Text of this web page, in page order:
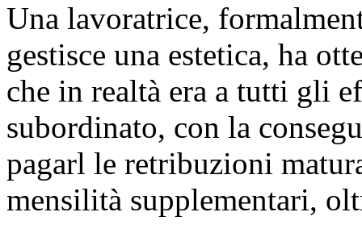
Una lavoratrice,
gestisce una estetica, ha
che in realtà era a tutti gli
subordinato, con la
pagarl le retribuzioni
mensilità supplementari,